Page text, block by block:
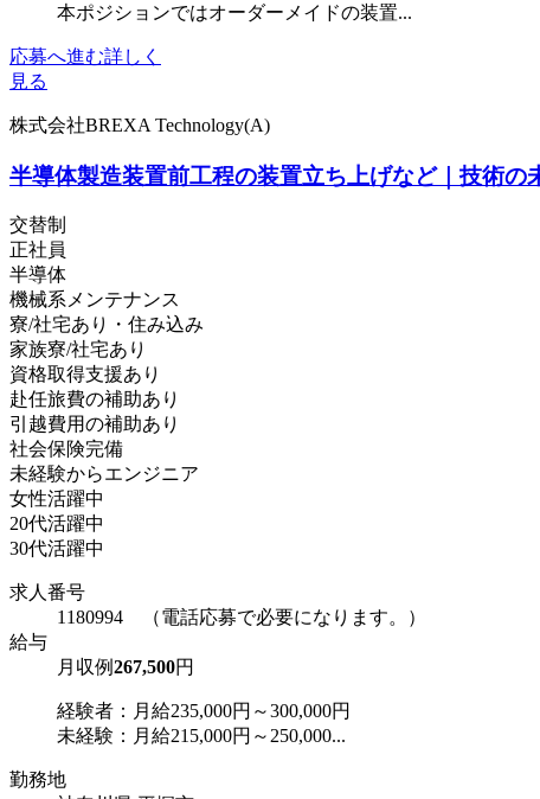
本ポジションではオーダーメイドの装置...
応募へ進む詳しく
見る
株式会社BREXA Technology(A)
半導体製造装置前工程の装置立ち上げなど｜技術
交替制
正社員
半導体
機械系メンテナンス
寮/社宅あり・住み込み
家族寮/社宅あり
資格取得支援あり
赴任旅費の補助あり
引越費用の補助あり
社会保険完備
未経験からエンジニア
女性活躍中
20代活躍中
30代活躍中
求人番号
1180994 （電話応募で必要になります。）
給与
月収例267,500円
経験者：月給235,000円～300,000円
未経験：月給215,000円～250,000...
勤務地